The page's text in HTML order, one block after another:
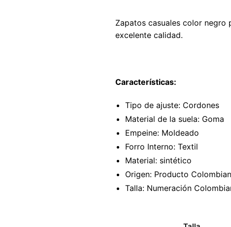
Zapatos casuales color
excelente calidad.
Características:
Tipo de ajuste: Cordones
Material de la suela: Goma
Empeine: Moldeado
Forro Interno: Textil
Material: sintético
Origen: Producto
Talla: Numeración